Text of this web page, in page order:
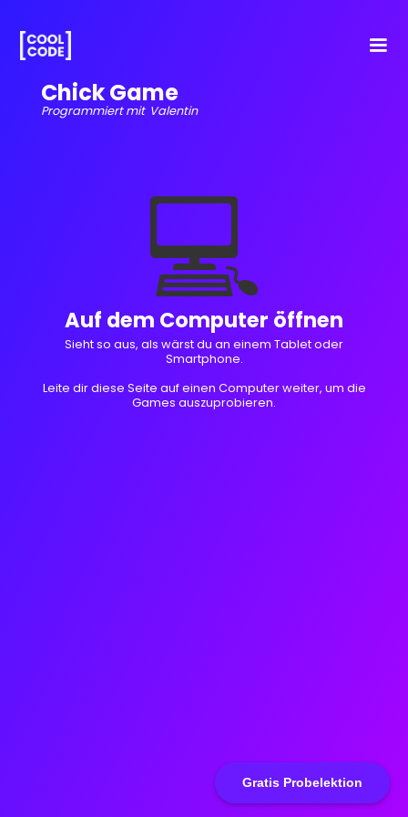
Gratis Probelektion
Chick Game
Programmiert mit Valentin
💻
Auf dem Computer öffnen
Sieht so aus, als wärst du an einem Tablet oder
Smartphone.
Leite dir diese Seite auf einen Computer weiter, um die
Games auszuprobieren.